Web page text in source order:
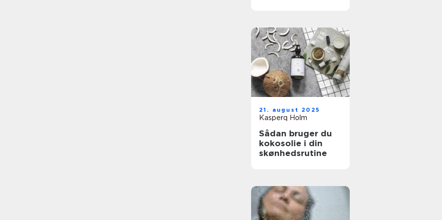
21. august 2025
Kasperq Holm
Sådan bruger du
kokosolie i din
skønhedsrutine